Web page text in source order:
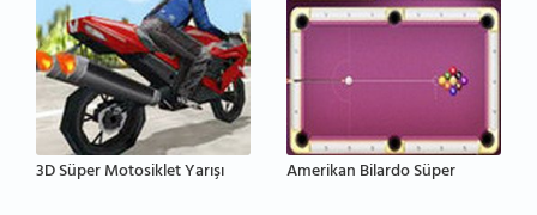
3D Süper Motosiklet Yarışı Amerikan Bilardo Süper